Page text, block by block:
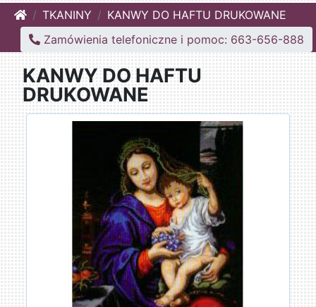
HomeTKANINY
KANWY DO HAFTU DRUKOWANE
Zamówienia telefoniczne i pomoc: 663-656-888
KANWY DO HAFTU
DRUKOWANE